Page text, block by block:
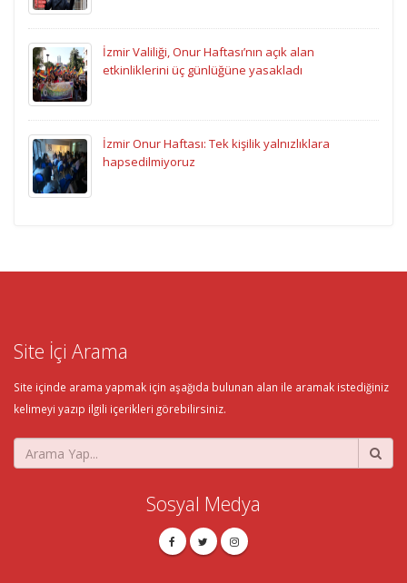
İzmir Valiliği, Onur Haftası’nın açık alan
etkinliklerini üç günlüğüne yasakladı
İzmir Onur Haftası: Tek kişilik yalnızlıklara
hapsedilmiyoruz
Site İçi Arama
Site içinde arama yapmak için aşağıda bulunan alan ile aramak istediğiniz
kelimeyi yazıp ilgili içerikleri görebilirsiniz.
Sosyal Medya